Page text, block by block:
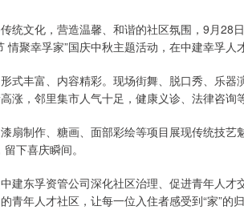
统文化，营造温馨、和谐的社区氛围，9月28
聚幸孚家”国庆中秋主题活动，在中建幸孚人
式丰富、内容精彩。现场街舞、脱口秀、乐器
涨，邻里集市人气十足，健康义诊、法律咨询
扇制作、糖画、面部彩绘等项目展现传统技艺
下喜庆瞬间。
建东孚资管公司深化社区治理、促进青年人
青年人才社区，让每一位入住者感受到“家”的